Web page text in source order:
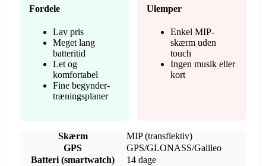
Fordele
Lav pris
Meget lang
batteritid
Let og
komfortabel
Fine begynder-
træningsplaner
Ulemper
Enkel MIP-
skærm uden
touch
Ingen musik eller
kort
Skærm
MIP (transflektiv)
GPS
GPS/GLONASS/Galileo
Batteri (smartwatch)
14 dage